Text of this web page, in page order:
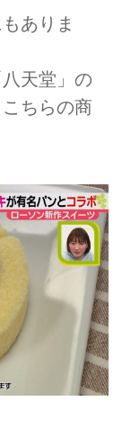
ありま
天堂」の
ちらの商